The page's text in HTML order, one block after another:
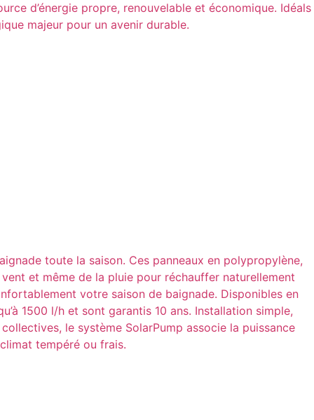
d’énergie propre, renouvelable et économique. Idéals
majeur pour un avenir durable.
toute la saison. Ces panneaux en polypropylène,
et même de la pluie pour réchauffer naturellement
votre saison de baignade. Disponibles en
1500 l/h et sont garantis 10 ans. Installation simple,
le système SolarPump associe la puissance
tempéré ou frais.